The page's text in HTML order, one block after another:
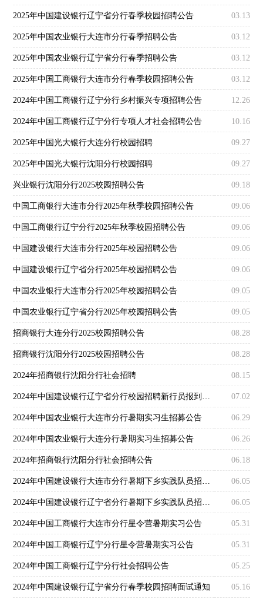
2025年中国建设银行辽宁省分行春季校园招聘公告 03.13
2025年中国农业银行大连市分行春季招聘公告 03.12
2025年中国农业银行辽宁省分行春季招聘公告 03.12
2025年中国工商银行大连市分行春季校园招聘公告 03.12
2024年中国工商银行辽宁分行乡村振兴专项招聘公告 12.26
2024年中国工商银行辽宁分行专项人才社会招聘公告 10.16
2025年中国光大银行大连分行校园招聘 09.27
2025年中国光大银行沈阳分行校园招聘 09.27
兴业银行沈阳分行2025校园招聘公告 09.18
中国工商银行大连市分行2025年秋季校园招聘公告 09.06
中国工商银行辽宁分行2025年秋季校园招聘公告 09.06
中国建设银行大连市分行2025年校园招聘公告 09.06
中国建设银行辽宁省分行2025年校园招聘公告 09.06
中国农业银行大连市分行2025年校园招聘公告 09.05
中国农业银行辽宁省分行2025年校园招聘公告 09.05
招商银行大连分行2025校园招聘公告 08.28
招商银行沈阳分行2025校园招聘公告 08.28
2024年招商银行沈阳分行社会招聘 08.15
2024年中国建设银行辽宁省分行校园招聘新行员报到及入职培训通知 07.02
2024年中国农业银行大连市分行暑期实习生招募公告 06.29
2024年中国农业银行大连分行暑期实习生招募公告 06.26
2024年招商银行沈阳分行社会招聘公告 06.18
2024年中国建设银行大连市分行暑期下乡实践队员招聘公告 06.05
2024年中国建设银行辽宁省分行暑期下乡实践队员招聘公告 06.05
2024年中国工商银行大连市分行星令营暑期实习公告 05.31
2024年中国工商银行辽宁分行星令营暑期实习公告 05.31
2024年中国工商银行辽宁分行社会招聘公告 05.25
2024年中国建设银行辽宁省分行春季校园招聘面试通知 05.16